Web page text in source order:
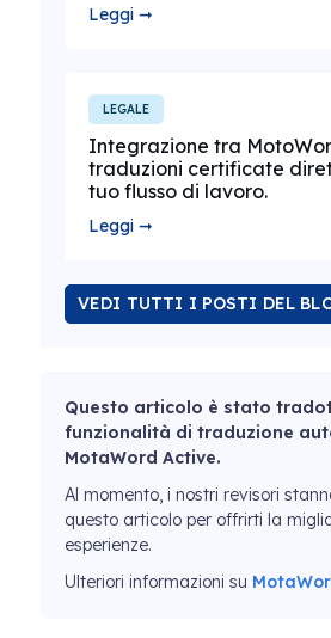
Leggi ➞
LEGALE
Integrazione tra
traduzioni certificate
tuo flusso di lavoro.
Leggi ➞
VEDI TUTTI I POSTI DEL
Questo articolo è stato
funzionalità di traduzione
MotaWord Active.
Al momento, i nostri revisori
questo articolo per offrirti la
esperienze.
Ulteriori informazioni su